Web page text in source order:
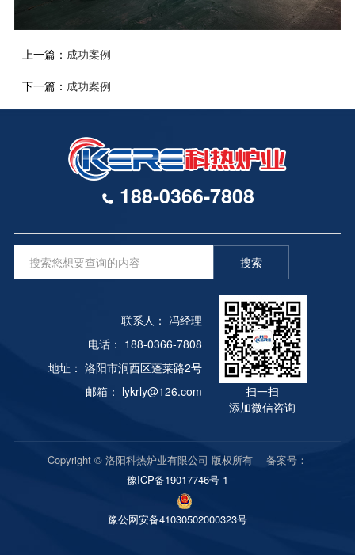
上一篇： 成功案例
下一篇： 成功案例
188-0366-7808
搜索
联系人： 冯经理
电话： 188-0366-7808
地址： 洛阳市涧西区蓬莱路2号
邮箱： lykrly@126.com
扫一扫
添加微信咨询
Copyright © 洛阳科热炉业有限公司 版权所有 备案号：
豫ICP备19017746号-1
豫公网安备41030502000323号